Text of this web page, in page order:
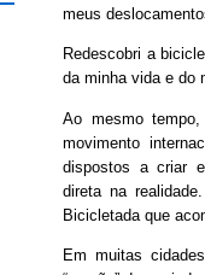
meus
Redescobri a
da minha vida e do
Ao mesmo
movimento
dispostos a criar
direta na
Bicicletada que
Em muitas